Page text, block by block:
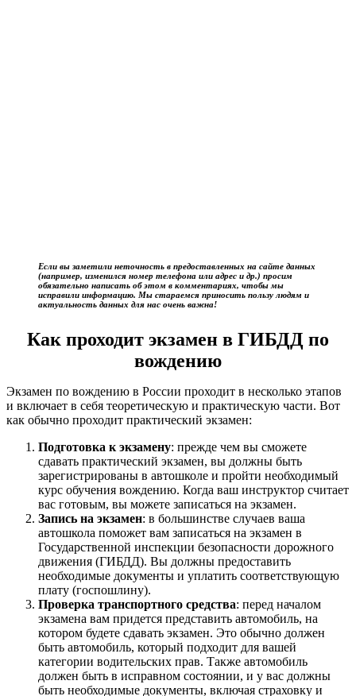
Если вы заметили неточность в предоставленных на сайте данных
(например, изменился номер телефона или адрес и др.) просим
обязательно написать об этом в комментариях, чтобы мы
исправили информацию. Мы стараемся приносить пользу людям и
актуальность данных для нас очень важна!
Как проходит экзамен в ГИБДД по
вождению
Экзамен по вождению в России проходит в несколько этапов
и включает в себя теоретическую и практическую части. Вот
как обычно проходит практический экзамен:
Подготовка к экзамену: прежде чем вы сможете
сдавать практический экзамен, вы должны быть
зарегистрированы в автошколе и пройти необходимый
курс обучения вождению. Когда ваш инструктор считает
вас готовым, вы можете записаться на экзамен.
Запись на экзамен: в большинстве случаев ваша
автошкола поможет вам записаться на экзамен в
Государственной инспекции безопасности дорожного
движения (ГИБДД). Вы должны предоставить
необходимые документы и уплатить соответствующую
плату (госпошлину).
Проверка транспортного средства: перед началом
экзамена вам придется представить автомобиль, на
котором будете сдавать экзамен. Это обычно должен
быть автомобиль, который подходит для вашей
категории водительских прав. Также автомобиль
должен быть в исправном состоянии, и у вас должны
быть необходимые документы, включая страховку и